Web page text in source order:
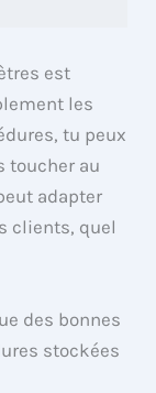
est
les
tu peux
toucher au
adapter
clients, quel
des bonnes
stockées